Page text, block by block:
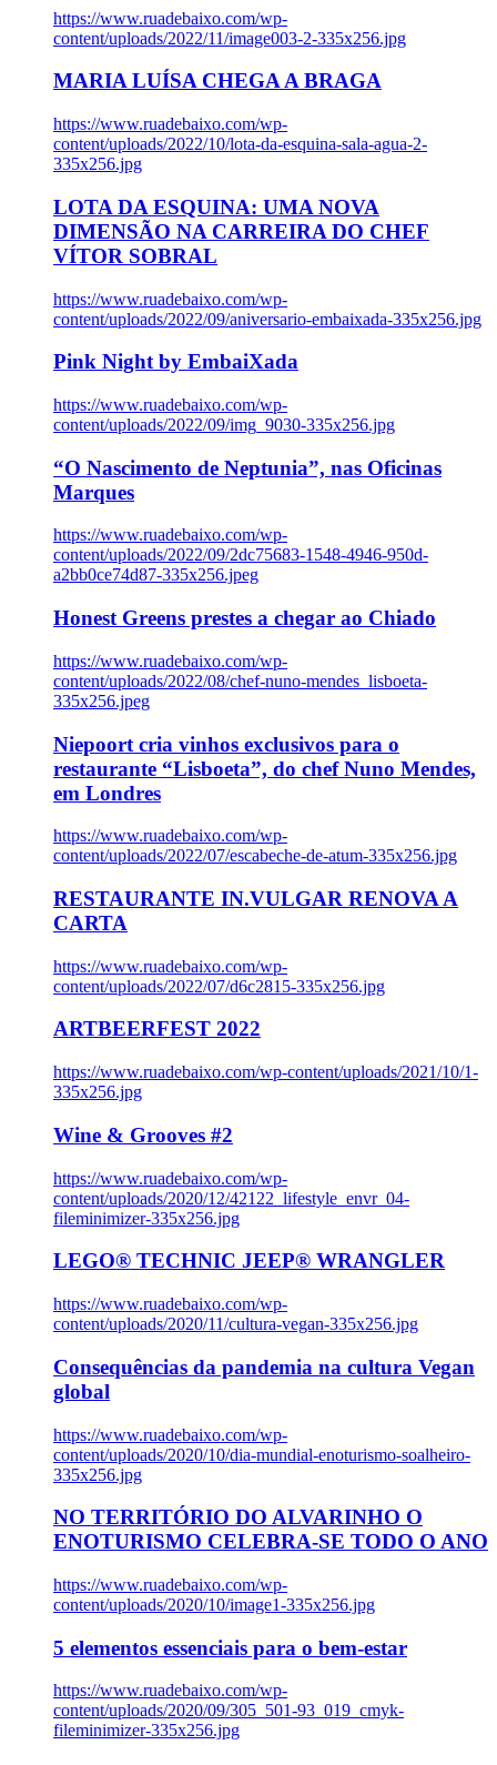
https://www.ruadebaixo.com/wp-
content/uploads/2022/11/image003-2-335x256.jpg
MARIA LUÍSA CHEGA A BRAGA
https://www.ruadebaixo.com/wp-
content/uploads/2022/10/lota-da-esquina-sala-agua-2-
335x256.jpg
LOTA DA ESQUINA: UMA NOVA
DIMENSÃO NA CARREIRA DO CHEF
VÍTOR SOBRAL
https://www.ruadebaixo.com/wp-
content/uploads/2022/09/aniversario-embaixada-335x256.jpg
Pink Night by EmbaiXada
https://www.ruadebaixo.com/wp-
content/uploads/2022/09/img_9030-335x256.jpg
“O Nascimento de Neptunia”, nas Oficinas
Marques
https://www.ruadebaixo.com/wp-
content/uploads/2022/09/2dc75683-1548-4946-950d-
a2bb0ce74d87-335x256.jpeg
Honest Greens prestes a chegar ao Chiado
https://www.ruadebaixo.com/wp-
content/uploads/2022/08/chef-nuno-mendes_lisboeta-
335x256.jpeg
Niepoort cria vinhos exclusivos para o
restaurante “Lisboeta”, do chef Nuno Mendes,
em Londres
https://www.ruadebaixo.com/wp-
content/uploads/2022/07/escabeche-de-atum-335x256.jpg
RESTAURANTE IN.VULGAR RENOVA A
CARTA
https://www.ruadebaixo.com/wp-
content/uploads/2022/07/d6c2815-335x256.jpg
ARTBEERFEST 2022
https://www.ruadebaixo.com/wp-content/uploads/2021/10/1-
335x256.jpg
Wine & Grooves #2
https://www.ruadebaixo.com/wp-
content/uploads/2020/12/42122_lifestyle_envr_04-
fileminimizer-335x256.jpg
LEGO® TECHNIC JEEP® WRANGLER
https://www.ruadebaixo.com/wp-
content/uploads/2020/11/cultura-vegan-335x256.jpg
Consequências da pandemia na cultura Vegan
global
https://www.ruadebaixo.com/wp-
content/uploads/2020/10/dia-mundial-enoturismo-soalheiro-
335x256.jpg
NO TERRITÓRIO DO ALVARINHO O
ENOTURISMO CELEBRA-SE TODO O ANO
https://www.ruadebaixo.com/wp-
content/uploads/2020/10/image1-335x256.jpg
5 elementos essenciais para o bem-estar
https://www.ruadebaixo.com/wp-
content/uploads/2020/09/305_501-93_019_cmyk-
fileminimizer-335x256.jpg